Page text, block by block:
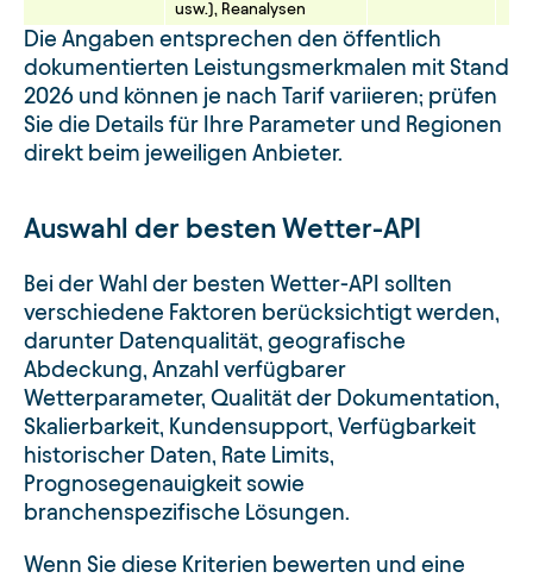
usw.), Reanalysen
Die Angaben entsprechen den öffentlich
dokumentierten Leistungsmerkmalen mit Stand
2026 und können je nach Tarif variieren; prüfen
Sie die Details für Ihre Parameter und Regionen
direkt beim jeweiligen Anbieter.
Auswahl der besten Wetter-API
Bei der Wahl der besten Wetter-API sollten
verschiedene Faktoren berücksichtigt werden,
darunter Datenqualität, geografische
Abdeckung, Anzahl verfügbarer
Wetterparameter, Qualität der Dokumentation,
Skalierbarkeit, Kundensupport, Verfügbarkeit
historischer Daten, Rate Limits,
Prognosegenauigkeit sowie
branchenspezifische Lösungen.
Wenn Sie diese Kriterien bewerten und eine